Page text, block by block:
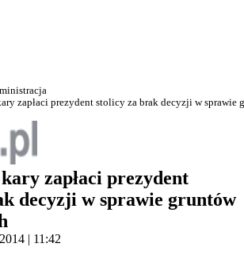
zapłaci prezydent stolicy za brak decyzji w sprawie
zapłaci prezydent
decyzji w sprawie gruntów
| 11:42